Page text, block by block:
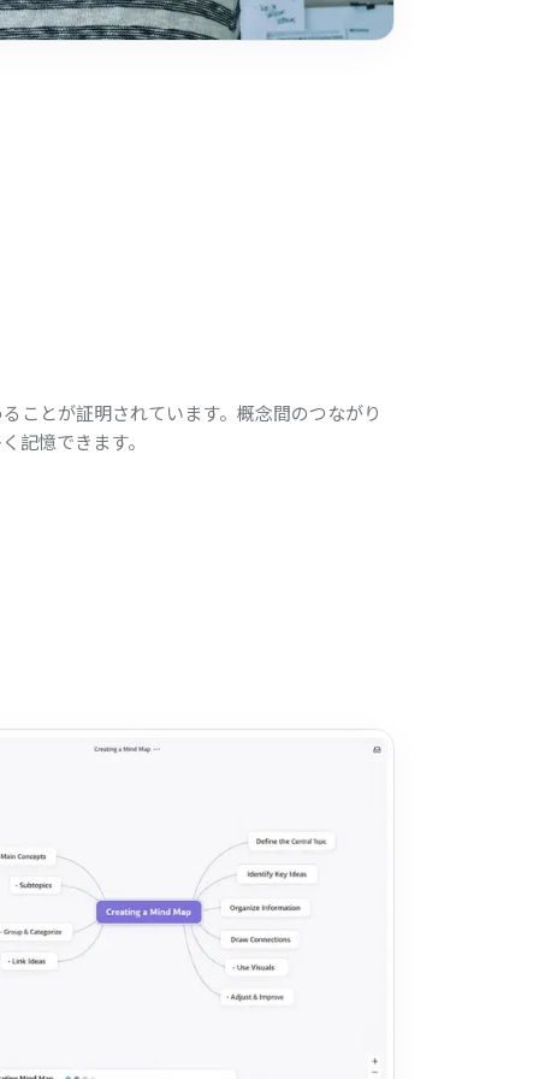
ことが証明されています。概念間のつながり
記憶できます。